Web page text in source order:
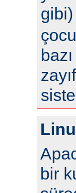
gibi)
bir